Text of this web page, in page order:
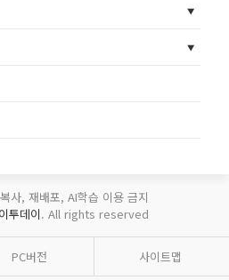
사, 재배포, AI학습 이용 금지
이투데이. All rights reserved
PC버전 사이트맵